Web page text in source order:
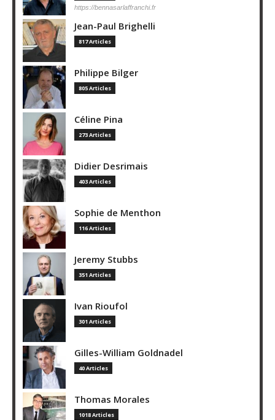
https://bennasarlaffranchi.fr
Jean-Paul Brighelli
817 Articles
Philippe Bilger
805 Articles
Céline Pina
273 Articles
Didier Desrimais
403 Articles
Sophie de Menthon
116 Articles
Jeremy Stubbs
351 Articles
Ivan Rioufol
301 Articles
Gilles-William Goldnadel
40 Articles
Thomas Morales
1018 Articles